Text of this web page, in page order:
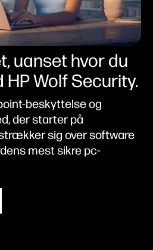
uanset hvor du
HP Wolf Security.
beskyttelse og
der starter på
sig over software
mest sikre pc-